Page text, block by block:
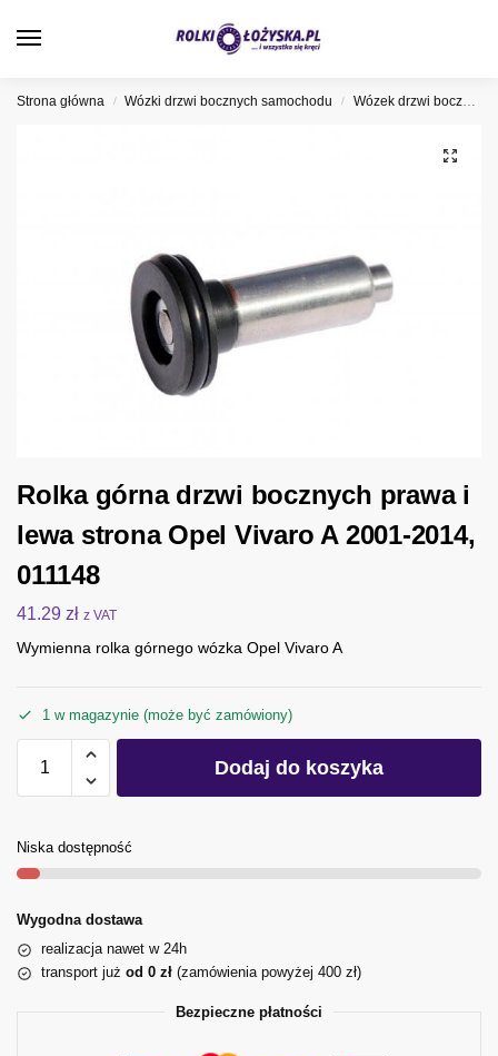
Strona główna / Wózki drzwi bocznych samochodu / Wózek drzwi bocznych Opel
Rolka górna drzwi bocznych prawa i
lewa strona Opel Vivaro A 2001-2014,
011148
41.29 zł z VAT
Wymienna rolka górnego wózka Opel Vivaro A
1 w magazynie (może być zamówiony)
Dodaj do koszyka
Niska dostępność
Wygodna dostawa
realizacja nawet w 24h
transport już od 0 zł (zamówienia powyżej 400 zł)
Bezpieczne płatności